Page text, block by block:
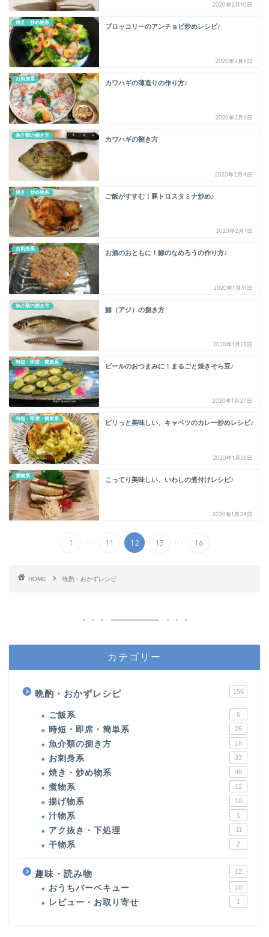
2020年2月10日
焼き・炒め物系
ブロッコリーのアンチョビ炒めレシピ♪
2020年2月8日
お刺身系
カワハギの薄造りの作り方♪
2020年2月6日
魚介類の捌き方
カワハギの捌き方
2020年2月4日
焼き・炒め物系
ご飯がすすむ！豚トロスタミナ炒め♪
2020年2月1日
お刺身系
お酒のおともに！鯵のなめろうの作り方♪
2020年1月31日
魚介類の捌き方
鯵（アジ）の捌き方
2020年1月29日
時短・即席・簡単系
ビールのおつまみに！まるごと焼きそら豆♪
2020年1月27日
時短・即席・簡単系
ピリっと美味しい、キャベツのカレー炒めレシピ♪
2020年1月26日
煮物系
こってり美味しい、いわしの煮付けレシピ♪
2020年1月24日
1 ... 11 12 13 ... 16
HOME 晩酌・おかずレシピ
カテゴリー
晩酌・おかずレシピ 156
ご飯系 6
時短・即席・簡単系 25
魚介類の捌き方 16
お刺身系 33
焼き・炒め物系 48
煮物系 12
揚げ物系 10
汁物系 1
アク抜き・下処理 11
干物系 2
趣味・読み物 12
おうちバーベキュー 10
レビュー・お取り寄せ 1